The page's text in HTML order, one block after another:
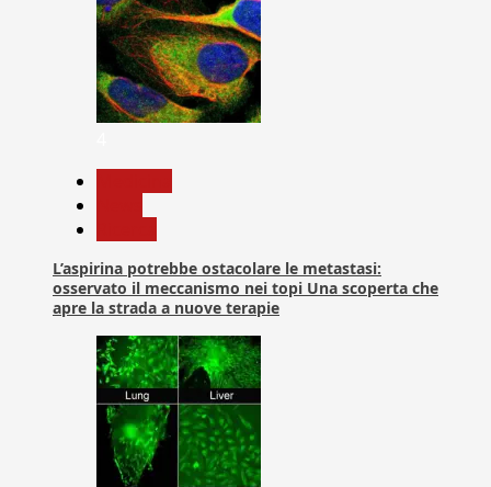
L’aspirina potrebbe ostacolare le metastasi:
osservato il meccanismo nei topi Una scoperta che
apre la strada a nuove terapie